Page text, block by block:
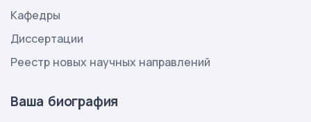
Кафедры
Диссертации
Реестр новых научных направлений
Ваша биография